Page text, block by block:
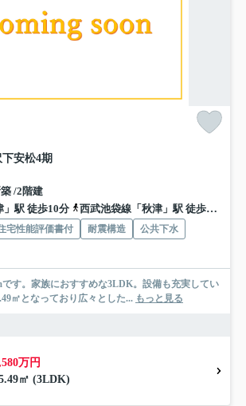
安松4期
/2階建
」駅 徒歩10分
西武池袋線「秋津」駅 徒歩12分
宅性能評価書付 耐震構造
公共下水
です。家族におすすめな3LDK。設備も充実してい
㎡となっており広々とした... もっと見る
万円
㎡ (3LDK)